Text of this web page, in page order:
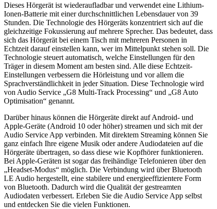
Dieses Hörgerät ist wiederaufladbar und verwendet eine Lithium-
Ionen-Batterie mit einer durchschnittlichen Lebensdauer von 39
Stunden. Die Technologie des Hörgeräts konzentriert sich auf die
gleichzeitige Fokussierung auf mehrere Sprecher. Das bedeutet, dass
sich das Hörgerät bei einem Tisch mit mehreren Personen in
Echtzeit darauf einstellen kann, wer im Mittelpunkt stehen soll. Die
Technologie steuert automatisch, welche Einstellungen für den
Träger in diesem Moment am besten sind. Alle diese Echtzeit-
Einstellungen verbessern die Hörleistung und vor allem die
Sprachverständlichkeit in jeder Situation. Diese Technologie wird
von Audio Service „G8 Multi-Track Processing“ und „G8 Auto
Optimisation“ genannt.
Darüber hinaus können die Hörgeräte direkt auf Android- und
Apple-Geräte (Android 10 oder höher) streamen und sich mit der
Audio Service App verbinden. Mit direktem Streaming können Sie
ganz einfach Ihre eigene Musik oder andere Audiodateien auf die
Hörgeräte übertragen, so dass diese wie Kopfhörer funktionieren.
Bei Apple-Geräten ist sogar das freihändige Telefonieren über den
„Headset-Modus“ möglich. Die Verbindung wird über Bluetooth
LE Audio hergestellt, eine stabilere und energieeffizientere Form
von Bluetooth. Dadurch wird die Qualität der gestreamten
Audiodaten verbessert. Erleben Sie die Audio Service App selbst
und entdecken Sie die vielen Funktionen.